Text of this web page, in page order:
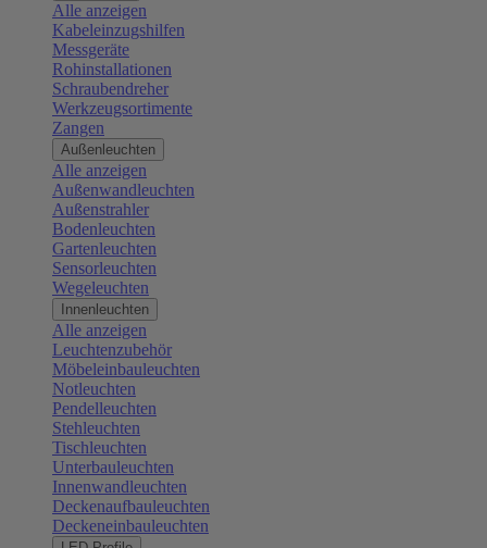
Alle anzeigen
Kabeleinzugshilfen
Messgeräte
Rohinstallationen
Schraubendreher
Werkzeugsortimente
Zangen
Außenleuchten
Alle anzeigen
Außenwandleuchten
Außenstrahler
Bodenleuchten
Gartenleuchten
Sensorleuchten
Wegeleuchten
Innenleuchten
Alle anzeigen
Leuchtenzubehör
Möbeleinbauleuchten
Notleuchten
Pendelleuchten
Stehleuchten
Tischleuchten
Unterbauleuchten
Innenwandleuchten
Deckenaufbauleuchten
Deckeneinbauleuchten